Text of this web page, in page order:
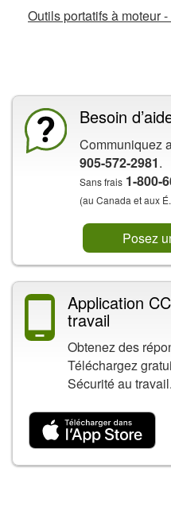
Outils portatifs à moteur
Besoin
Communiquez
905-572-2981.
Sans frais 1-800-
(au Canada et aux
Posez
Application
travail
Obtenez des
Téléchargez
Sécurité au travail.